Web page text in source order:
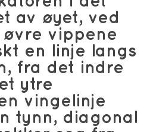
av øyet, ved
vippene
en linje langs
fra det indre
ytre
vingelinje
tynn, diagonal